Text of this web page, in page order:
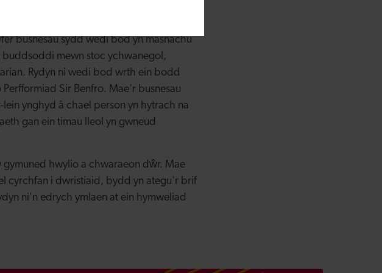
busnesau sydd wedi bod yn masnachu
mewn stoc ychwanegol,
Rydyn ni wedi bod wrth ein bodd
Sir Benfro. Mae'r busnesau
ynghyd â chael person yn hytrach na
gan ein timau lleol yn gwneud
gymuned hwylio a chwaraeon dŵr. Mae
cyrchfan i dwristiaid, bydd yn ategu'r brif
ni'n edrych ymlaen at ein hymweliad